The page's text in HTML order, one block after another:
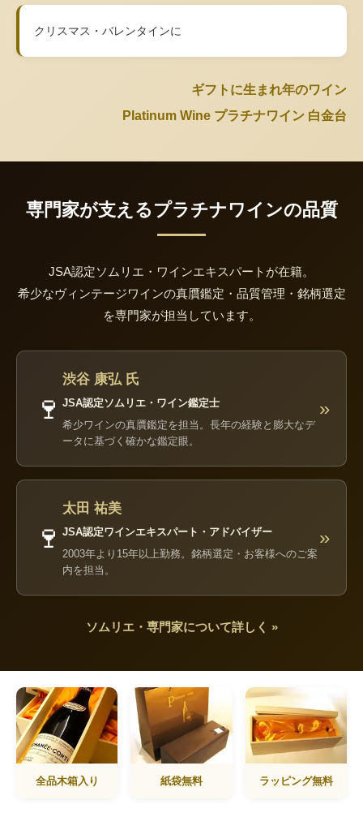
クリスマス・バレンタインに
ギフトに生まれ年のワイン
Platinum Wine プラチナワイン 白金台
専門家が支えるプラチナワインの品質
JSA認定ソムリエ・ワインエキスパートが在籍。
希少なヴィンテージワインの真贋鑑定・品質管理・銘柄選定
を専門家が担当しています。
🍷
渋谷 康弘 氏
JSA認定ソムリエ・ワイン鑑定士
希少ワインの真贋鑑定を担当。長年の経験と膨大なデ
ータに基づく確かな鑑定眼。
»
🍷
太田 祐美
JSA認定ワインエキスパート・アドバイザー
2003年より15年以上勤務。銘柄選定・お客様へのご案
内を担当。
»
ソムリエ・専門家について詳しく »
全品木箱入り 紙袋無料 ラッピング無料